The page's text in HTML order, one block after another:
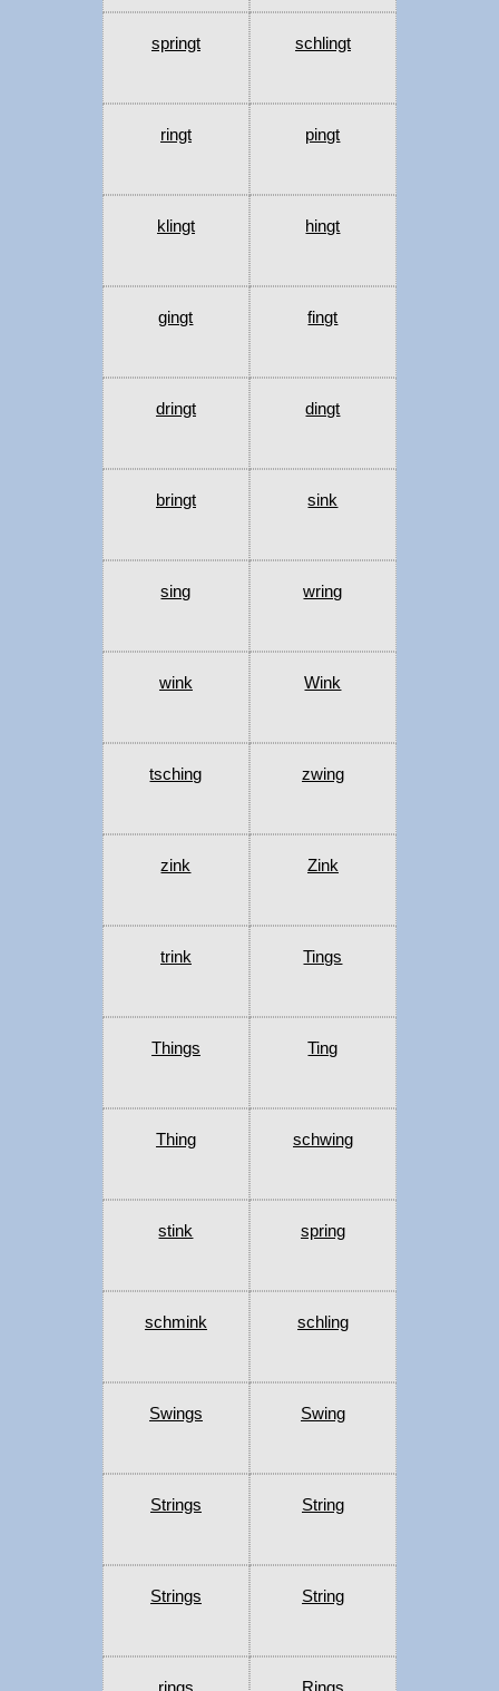
springt schlingt
ringt pingt
klingt hingt
gingt fingt
dringt dingt
bringt sink
sing wring
wink Wink
tsching zwing
zink Zink
trink Tings
Things Ting
Thing schwing
stink spring
schmink schling
Swings Swing
Strings String
Strings String